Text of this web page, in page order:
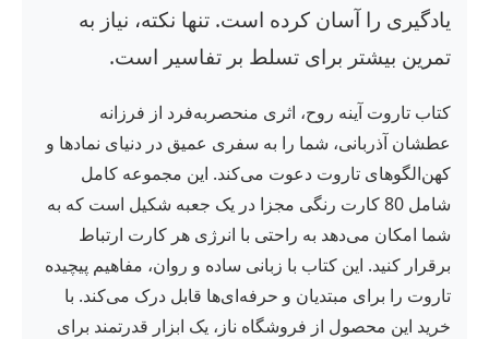
یادگیری را آسان کرده است. تنها نکته، نیاز به
تمرین بیشتر برای تسلط بر تفاسیر است.
کتاب تاروت آینه روح، اثری منحصربه‌فرد از فرزانه
عطشان آذربانی، شما را به سفری عمیق در دنیای نمادها و
کهن‌الگوهای تاروت دعوت می‌کند. این مجموعه کامل
شامل 80 کارت رنگی مجزا در یک جعبه شکیل است که به
شما امکان می‌دهد به راحتی با انرژی هر کارت ارتباط
برقرار کنید. این کتاب با زبانی ساده و روان، مفاهیم پیچیده
تاروت را برای مبتدیان و حرفه‌ای‌ها قابل درک می‌کند. با
خرید این محصول از فروشگاه ناز، یک ابزار قدرتمند برای